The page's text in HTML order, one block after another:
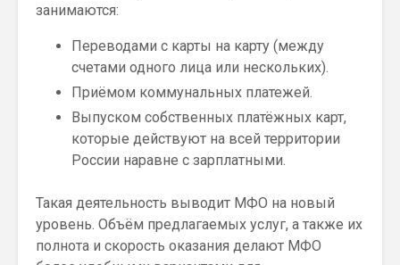
занимаются:
Переводами с карты на карту (между
счетами одного лица или нескольких).
Приёмом коммунальных платежей.
Выпуском собственных платёжных карт,
которые действуют на всей территории
России наравне с зарплатными.
Такая деятельность выводит МФО на новый
уровень. Объём предлагаемых услуг, а также их
полнота и скорость оказания делают МФО